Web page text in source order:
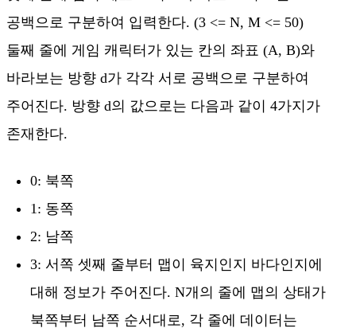
공백으로 구분하여 입력한다. (3 <= N, M <= 50)
둘째 줄에 게임 캐릭터가 있는 칸의 좌표 (A, B)와
바라보는 방향 d가 각각 서로 공백으로 구분하여
주어진다. 방향 d의 값으로는 다음과 같이 4가지가
존재한다.
0: 북쪽
1: 동쪽
2: 남쪽
3: 서쪽 셋째 줄부터 맵이 육지인지 바다인지에
대해 정보가 주어진다. N개의 줄에 맵의 상태가
북쪽부터 남쪽 순서대로, 각 줄에 데이터는